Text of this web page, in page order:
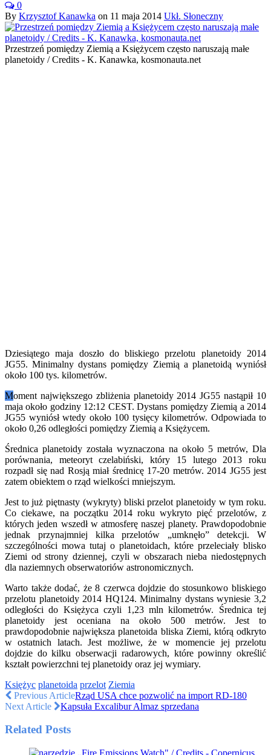
0
By Krzysztof Kanawka on 11 maja 2014 Ukł. Słoneczny
Przestrzeń pomiędzy Ziemią a Księżycem często naruszają małe
planetoidy / Credits - K. Kanawka, kosmonauta.net
Dziesiątego maja doszło do bliskiego przelotu planetoidy 2014
JG55. Minimalny dystans pomiędzy Ziemią a planetoidą wyniósł
około 100 tys. kilometrów.
Moment największego zbliżenia planetoidy 2014 JG55 nastąpił 10
maja około godziny 12:12 CEST. Dystans pomiędzy Ziemią a 2014
JG55 wyniósł wtedy około 100 tysięcy kilometrów. Odpowiada to
około 0,26 odległości pomiędzy Ziemią a Księżycem.
Średnica planetoidy została wyznaczona na około 5 metrów, Dla
porównania, meteoryt czelabiński, który 15 lutego 2013 roku
rozpadł się nad Rosją miał średnicę 17-20 metrów. 2014 JG55 jest
zatem obiektem o rząd wielkości mniejszym.
Jest to już piętnasty (wykryty) bliski przelot planetoidy w tym roku.
Co ciekawe, na początku 2014 roku wykryto pięć przelotów, z
których jeden wszedł w atmosferę naszej planety. Prawdopodobnie
jednak przynajmniej kilka przelotów „umknęło” detekcji. W
szczególności mowa tutaj o planetoidach, które przeleciały blisko
Ziemi od strony dziennej, czyli w obszarach nieba niedostępnych
dla naziemnych obserwatoriów astronomicznych.
Warto także dodać, że 8 czerwca dojdzie do stosunkowo bliskiego
przelotu planetoidy 2014 HQ124. Minimalny dystans wyniesie 3,2
odległości do Księżyca czyli 1,23 mln kilometrów. Średnica tej
planetoidy jest oceniana na około 500 metrów. Jest to
prawdopodobnie największa planetoida bliska Ziemi, którą odkryto
w ostatnich latach. Jest możliwe, że w momencie jej przelotu
dojdzie do kilku obserwacji radarowych, które powinny określić
kształt powierzchni tej planetoidy oraz jej wymiary.
Księżyc planetoida przelot Ziemia
Previous ArticleRząd USA chce pozwolić na import RD-180
Next Article
Kapsuła Excalibur Almaz sprzedana
Related Posts